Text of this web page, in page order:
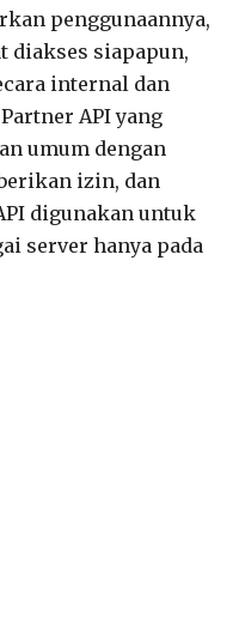
penggunaannya,
diakses siapapun,
internal dan
API yang
umum dengan
izin, dan
digunakan untuk
server hanya pada